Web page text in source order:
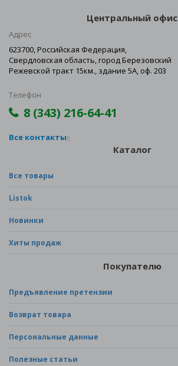
Центральный офис
Адрес
623700, Российская Федерация,
Свердловская область, город Березовский
Режевской тракт 15км., здание 5А, оф. 203
Телефон
8 (343) 216-64-41
Все контакты
Каталог
Все товары
Listok
Новинки
Хиты продаж
Покупателю
Предъявление претензии
Возврат товара
Персональные данные
Полезные статьи